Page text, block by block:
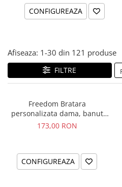
CONFIGUREAZA
Afiseaza: 1-30 din 121 produse
FILTRE
Freedom Bratara
personalizata dama, banut
argint, snur reglabil
173,00 RON
CONFIGUREAZA